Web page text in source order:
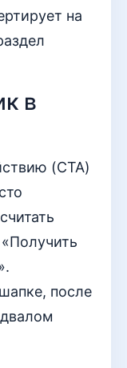
на
в
(CTA)
после